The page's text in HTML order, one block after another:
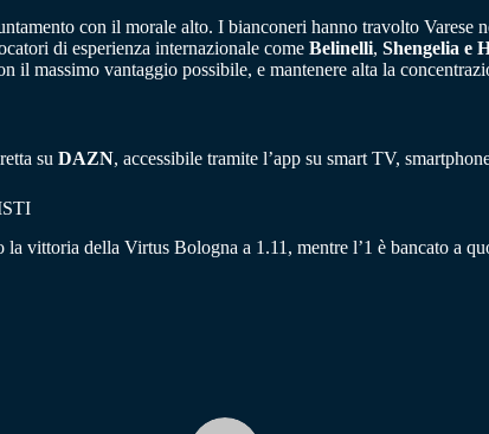
con il morale alto. I bianconeri hanno travolto Varese
di esperienza internazionale come Belinelli, Shengelia e
il massimo vantaggio possibile, e mantenere alta la
su DAZN, accessibile tramite l’app su smart TV,
vittoria della Virtus Bologna a 1.11, mentre l’1 è bancato a